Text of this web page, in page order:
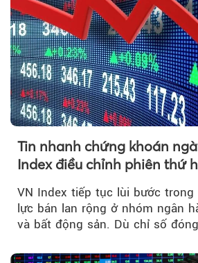
Tin nhanh chứng khoán
Index điều chỉnh phiên thứ
chờ phản ứng tại vùng MA20
VN Index tiếp tục lùi bước
lực bán lan rộng ở nhóm ngân
và bất động sản. Dù chỉ số